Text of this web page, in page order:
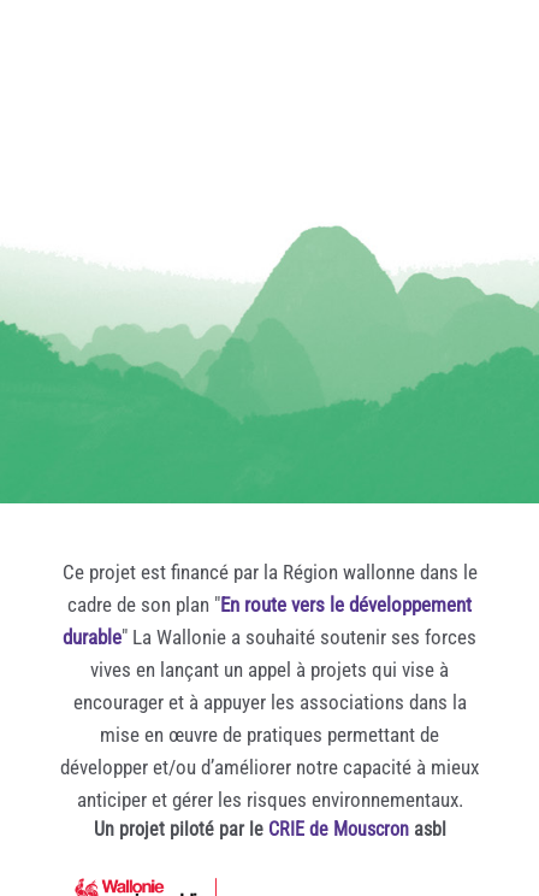
Ce projet est financé par la Région wallonne dans le
cadre de son plan "En route vers le développement
durable" La Wallonie a souhaité soutenir ses forces
vives en lançant un appel à projets qui vise à
encourager et à appuyer les associations dans la
mise en œuvre de pratiques permettant de
développer et/ou d’améliorer notre capacité à mieux
anticiper et gérer les risques environnementaux.
Un projet piloté par le CRIE de Mouscronasbl